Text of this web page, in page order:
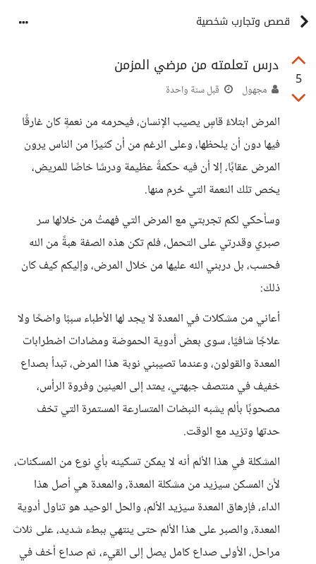
قصص وتجارب شخصية
5
درس تعلمته من مرضي المزمن
مجهول قبل سنة واحدة
المرض ابتلاءٌ قاسٍ يصيب الإنسان، فيحرمه من نعمةٍ كان غارقًا
فيها دون أن يلحظها، وعلى الرغم من أن كثيرًا من الناس يرون
المرض عقابًا، إلا أن فيه حكمةً عظيمة ودرسًا خاصًا للمريض،
يخص تلك النعمة التي حُرم منها.
وسأحكي لكم تجربتي مع المرض التي فهمتُ من خلالها سر
صبري وقدرتي على التحمل، فلم تكن هذه الصفة هبةً من الله
فحسب، بل دربني الله عليها من خلال المرض، وإليكم كيف كان
ذلك:
أعاني من مشكلات في المعدة لا يجد لها الأطباء سببًا واضحًا ولا
علاجًا شافيًا، سوى بعض أدوية الحموضة ومضادات اضطرابات
المعدة والقولون، وعندما تصيبني نوبة هذا المرض، تبدأ بصداع
خفيف في منتصف جبهتي، يمتد إلى العينين وفروة الرأس،
مصحوبًا بألم يشبه النبضات المتسارعة المستمرة التي تخف
حدتها وتزيد مع الوقت.
المشكلة في هذا الألم أنه لا يمكن تسكينه بأي نوع من المسكنات،
لأن المسكن سيزيد من مشكلة المعدة، والمعدة هي أصل هذا
الداء، فإرهاق المعدة سيزيد الألم، والحل الوحيد هو تناول أدوية
المعدة، والصبر على هذا الألم حتى ينتهي ببطء شديد، على ثلاث
مراحل، الأولى صداع كامل يصل إلى القيء، ثم صداع أخف في